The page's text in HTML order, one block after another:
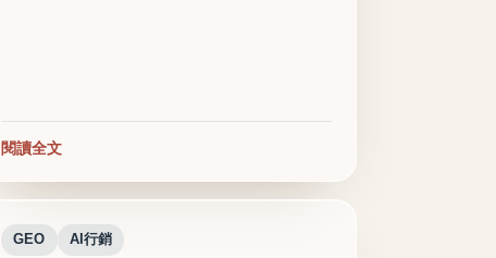
閱讀全文
GEO AI行銷